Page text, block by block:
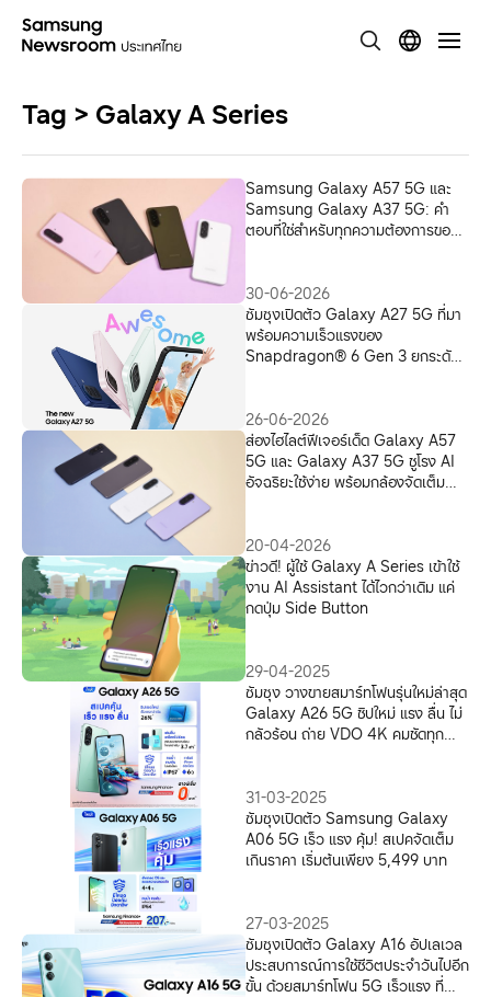
Tag > Galaxy A Series
Samsung Galaxy A57 5G และ
Samsung Galaxy A37 5G: คำ
ตอบที่ใช่สำหรับทุกความต้องการของ
30-06-2026
ซัมซุงเปิดตัว Galaxy A27 5G ที่มา
พร้อมความเร็วแรงของ
Snapdragon® 6 Gen 3 ยกระดับ
Intelligence สู่ผู้ใช้งานมากขึ้น
26-06-2026
ส่องไฮไลต์ฟีเจอร์เด็ด Galaxy A57
5G และ Galaxy A37 5G ชูโรง AI
อัจฉริยะใช้ง่าย พร้อมกล้องจัดเต็ม
20-04-2026
ข่าวดี! ผู้ใช้ Galaxy A Series เข้าใช้
งาน AI Assistant ได้ไวกว่าเดิม แค่
กดปุ่ม Side Button
29-04-2025
ซัมซุง วางขายสมาร์ทโฟนรุ่นใหม่ล่าสุด
Galaxy A26 5G ชิปใหม่ แรง ลื่น ไม่
กลัวร้อน ถ่าย VDO 4K คมชัดทุก
31-03-2025
ซัมซุงเปิดตัว Samsung Galaxy
A06 5G เร็ว แรง คุ้ม! สเปคจัดเต็ม
เกินราคา เริ่มต้นเพียง 5,499 บาท
27-03-2025
ซัมซุงเปิดตัว Galaxy A16 อัปเลเวล
ประสบการณ์การใช้ชีวิตประจำวันไปอีก
ขั้น ด้วยสมาร์ทโฟน 5G เร็วแรง ที่